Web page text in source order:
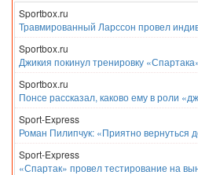
Sportbox.ru
Травмированный Ларссон провел
Sportbox.ru
Джикия покинул тренировку
Sportbox.ru
Понсе рассказал, каково ему в роли
Sport-Express
Роман Пилипчук: «Приятно вернуться
Sport-Express
«Спартак» провел тестирование на